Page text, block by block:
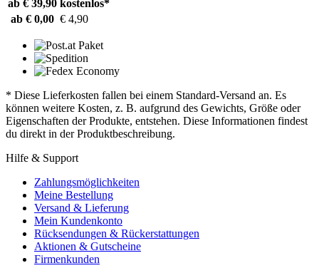
ab € 39,90 kostenlos*
ab € 0,00 € 4,90
* Diese Lieferkosten fallen bei einem Standard-Versand an. Es
können weitere Kosten, z. B. aufgrund des Gewichts, Größe oder
Eigenschaften der Produkte, entstehen. Diese Informationen findest
du direkt in der Produktbeschreibung.
Hilfe & Support
Zahlungsmöglichkeiten
Meine Bestellung
Versand & Lieferung
Mein Kundenkonto
Rücksendungen & Rückerstattungen
Aktionen & Gutscheine
Firmenkunden